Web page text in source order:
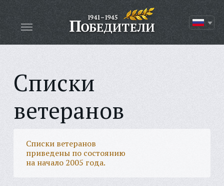
Списки
ветеранов
Списки ветеранов
приведены по состоянию
на начало 2005 года.